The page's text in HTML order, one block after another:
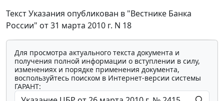
Текст Указания опубликован в "Вестнике Банка
России" от 31 марта 2010 г. N 18
Для просмотра актуального текста документа и
получения полной информации о вступлении в силу,
изменениях и порядке применения документа,
воспользуйтесь поиском в Интернет-версии системы
ГАРАНТ: